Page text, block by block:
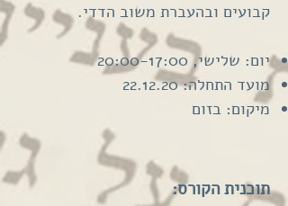
קבועים ובהעברת משוב הדדי.
יום: שלישי, 20:00-17:00
מועד התחלה: 22.12.20
מיקום: בזום
תוכנית הקורס: